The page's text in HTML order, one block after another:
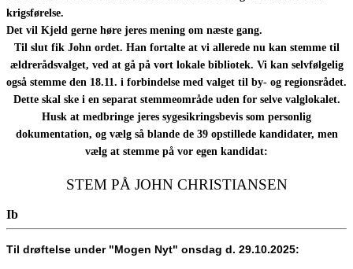
krigsførelse.
Det vil Kjeld gerne høre jeres mening om næste gang.
Til slut fik John ordet. Han fortalte at vi allerede nu kan stemme til
ældrerådsvalget, ved at gå på vort lokale bibliotek. Vi kan selvfølgelig
også stemme den 18.11. i forbindelse med valget til by- og regionsrådet.
Dette skal ske i en separat stemmeområde uden for selve valglokalet.
Husk at medbringe jeres sygesikringsbevis som personlig
dokumentation, og vælg så blande de 39 opstillede kandidater, men
vælg at stemme på vor egen kandidat:
STEM PÅ JOHN CHRISTIANSEN
Ib
Til drøftelse under "Mogen Nyt" onsdag d. 29.10.2025: